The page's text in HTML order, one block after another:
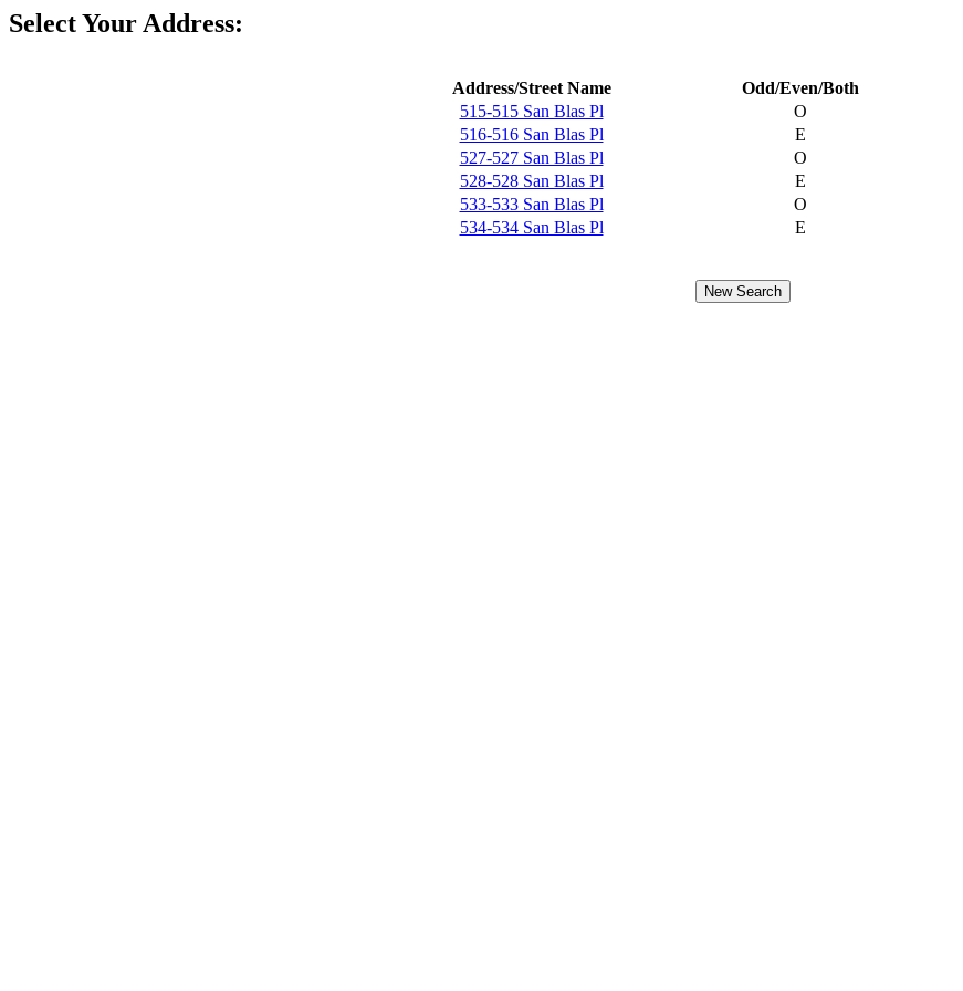
Select Your Address:
Address/Street Name
Odd/Even/Both
515-515 San Blas Pl
O
516-516 San Blas Pl
E
527-527 San Blas Pl
O
528-528 San Blas Pl
E
533-533 San Blas Pl
O
534-534 San Blas Pl
E